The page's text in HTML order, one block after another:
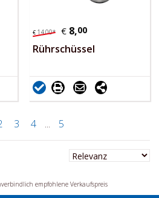
€ 14,00* € 8,00
Rührschüssel
3 4 ... 5
empfohlene Verkaufspreis